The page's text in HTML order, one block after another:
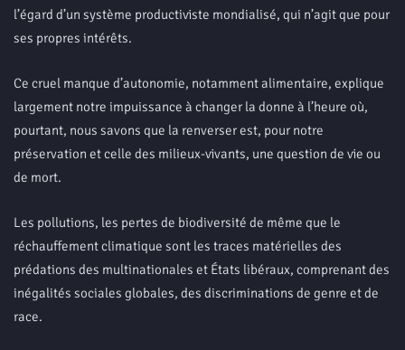
l’égard d’un système productiviste mondialisé, qui n’agit que pour
ses propres intérêts.
Ce cruel manque d’autonomie, notamment alimentaire, explique
largement notre impuissance à changer la donne à l’heure où,
pourtant, nous savons que la renverser est, pour notre
préservation et celle des milieux-vivants, une question de vie ou
de mort.
Les pollutions, les pertes de biodiversité de même que le
réchauffement climatique sont les traces matérielles des
prédations des multinationales et États libéraux, comprenant des
inégalités sociales globales, des discriminations de genre et de
race.